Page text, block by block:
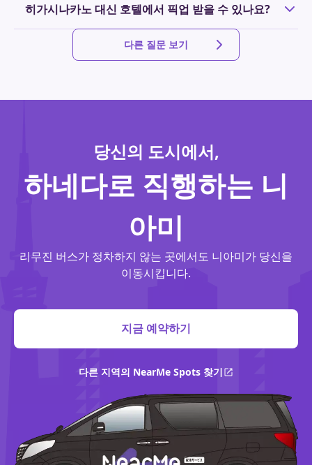
약하실 수 있습니다. 24시간 연중무휴로 운행되므로 이른 아
침이나 늦은 밤에도 안심하고 이용하실 수 있습니다.
히가시나카노 대신 호텔에서 픽업 받을 수 있나요?
NearMe에서는 지정된 승하차 지점을 이용하는 플랜 외에도
원하는 장소에서 승하차할 수 있는 도어투도어 플랜을 제공
다른 질문 보기
당신의 도시에서,
하네다로 직행하는 니
아미
리무진 버스가 정차하지 않는 곳에서도 니아미가 당신을
이동시킵니다.
지금 예약하기
다른 지역의 NearMe Spots 찾기